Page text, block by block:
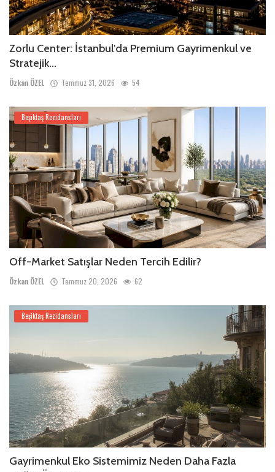
Zorlu Center: İstanbul'da Premium Gayrimenkul ve
Stratejik...
Özkan ÖZEL Temmuz 31, 2026 54
Beşiktaş Rezidansları
Off-Market Satışlar Neden Tercih Edilir?
Özkan ÖZEL Temmuz 20, 2026 62
Beşiktaş Rezidansları
Gayrimenkul Eko Sistemimiz Neden Daha Fazla